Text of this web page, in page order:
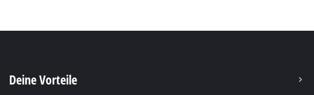
Deine Vorteile